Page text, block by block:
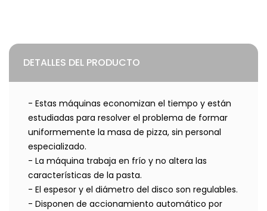
DETALLES DEL PRODUCTO
- Estas máquinas economizan el tiempo y están
estudiadas para resolver el problema de formar
uniformemente la masa de pizza, sin personal
especializado.
- La máquina trabaja en frío y no altera las
características de la pasta.
- El espesor y el diámetro del disco son regulables.
- Disponen de accionamiento automático por